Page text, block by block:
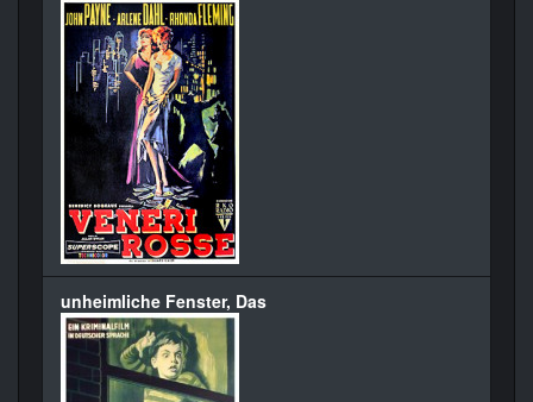
unheimliche Fenster, Das